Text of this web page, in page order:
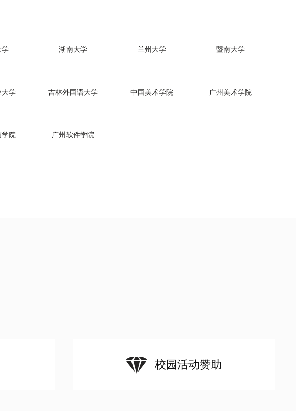
学 湖南大学 兰州大学 暨南大学
大学 吉林外国语大学 中国美术学院 广州美术学院
院 广州软件学院
校园活动赞助